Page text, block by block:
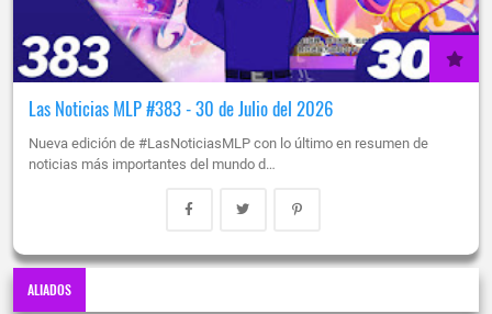
Las Noticias MLP #383 - 30 de Julio del 2026
Nueva edición de #LasNoticiasMLP con lo último en resumen de
noticias más importantes del mundo d…
ALIADOS